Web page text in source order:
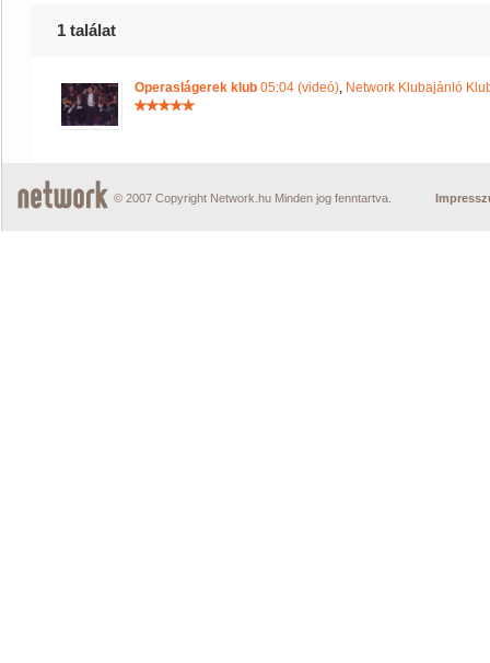
1 találat
Operaslágerek klub 05:04 (videó), Network Klubajánló
© 2007 Copyright Network.hu Minden jog fenntartva.